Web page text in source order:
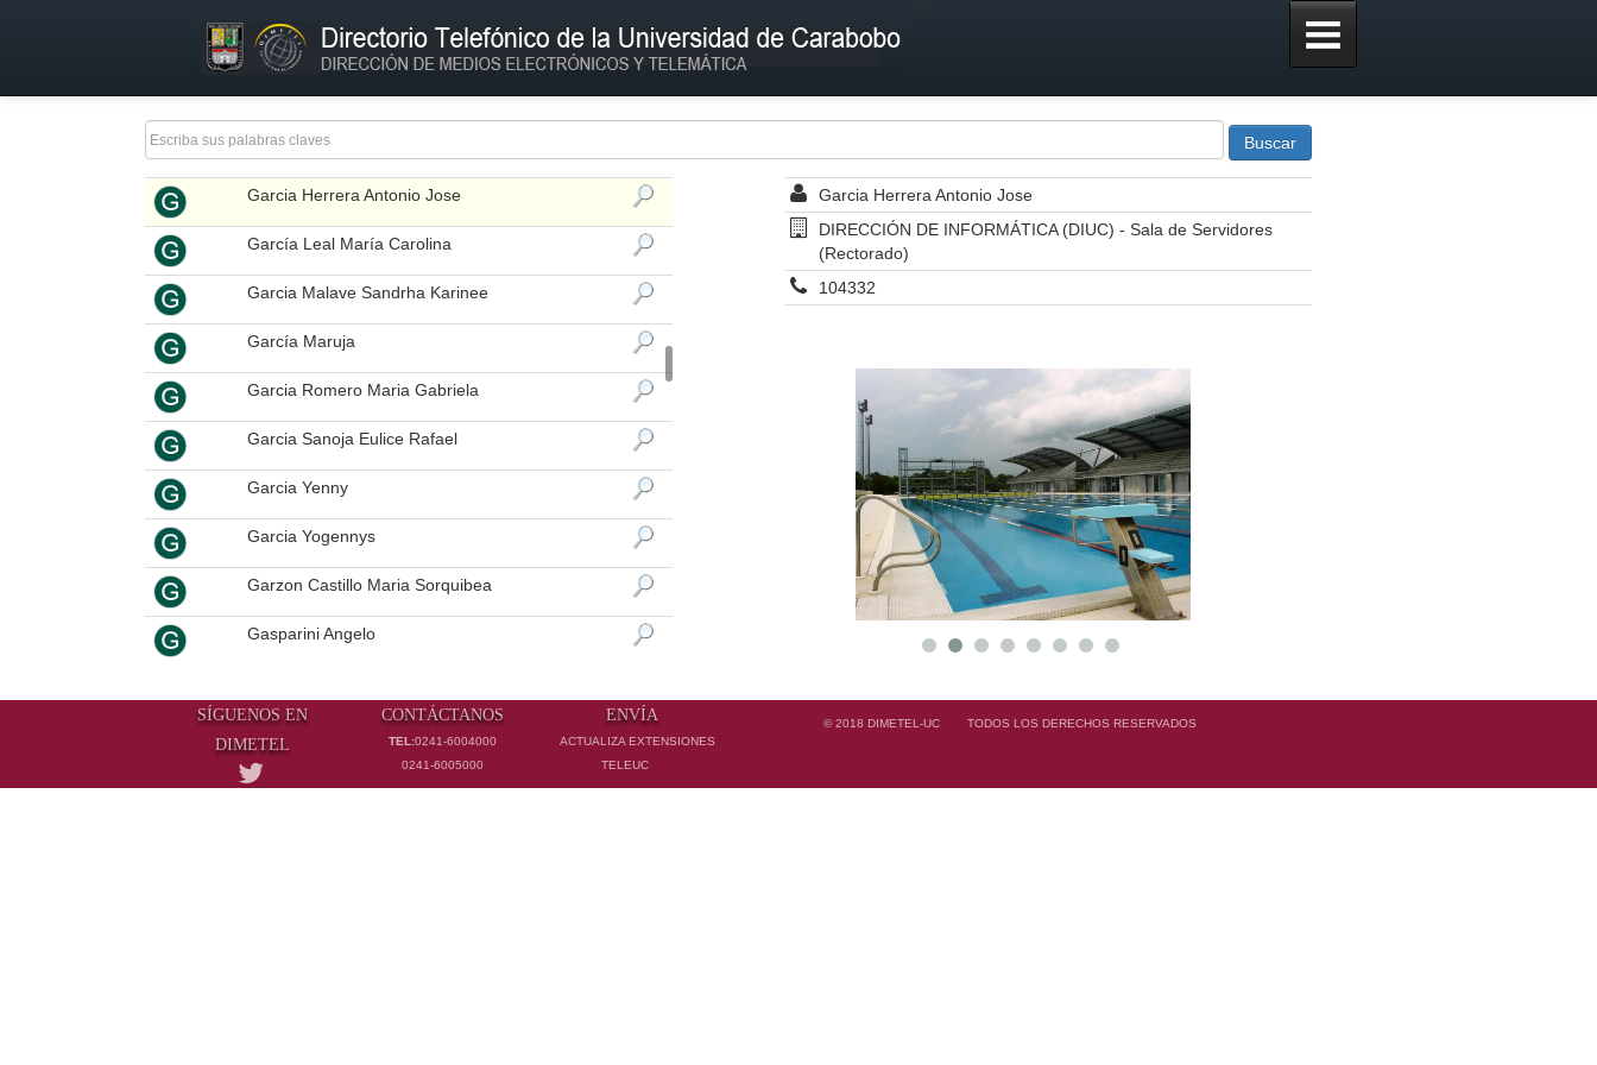
Buscar
Gamez Perez Norexa Del Milagro
Garcia Carlos
Garcia Fernandez Jeanette Elizabeth
Garcia Herrera Antonio Jose
García Leal María Carolina
Garcia Malave Sandrha Karinee
García Maruja
Garcia Romero Maria Gabriela
Garcia Sanoja Eulice Rafael
Garcia Yenny
Garcia Yogennys
Garzon Castillo Maria Sorquibea
Gasparini Angelo
Gimenez Angarita Emir Coromoto
Garcia Herrera Antonio Jose
DIRECCIÓN DE INFORMÁTICA (DIUC) - Sala de Servidores
(Rectorado)
104332
SÍGUENOS EN
DIMETEL
CONTÁCTANOS
TEL:0241-6004000
0241-6005000
ENVÍA
ACTUALIZA EXTENSIONES
TELEUC
© 2018 DIMETEL-UC TODOS LOS DERECHOS RESERVADOS